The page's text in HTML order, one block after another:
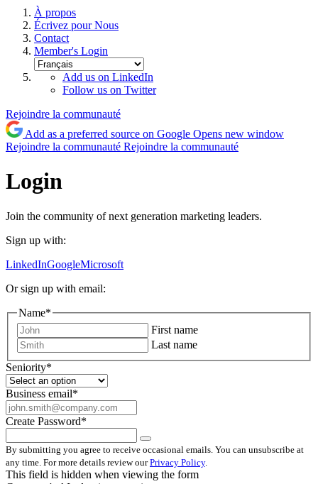
À propos
Écrivez pour Nous
Contact
Member's Login
Add us on LinkedIn
Follow us on Twitter
Rejoindre la communauté
Add as a preferred source on Google Opens new window
Rejoindre la communauté Rejoindre la communauté
Login
Join the community of next generation marketing leaders.
Sign up with:
LinkedInGoogleMicrosoft
Or sign up with email:
Name*
First name
Last name
Seniority*
Business email*
Create Password*
By submitting you agree to receive occasional emails. You can unsubscribe at
any time. For more details review ourPrivacy Policy.
This field is hidden when viewing the form